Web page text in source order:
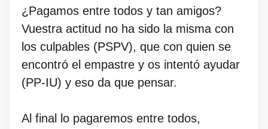
¿Pagamos entre todos y tan amigos?
Vuestra actitud no ha sido la misma con
los culpables (PSPV), que con quien se
encontró el empastre y os intentó ayudar
(PP-IU) y eso da que pensar.
Al final lo pagaremos entre todos,